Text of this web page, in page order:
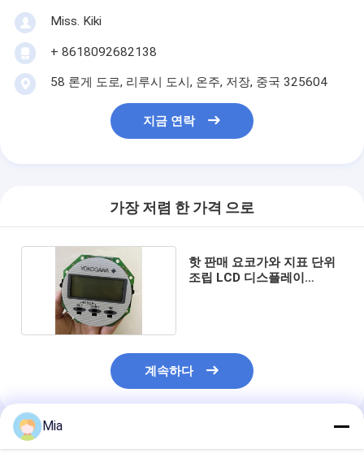
Miss. Kiki
+ 8618092682138
58 론게 도로, 리루시 도시, 온주, 저장, 중국 325604
지금 연락
가장 저렴 한 가격 으로
핫 판매 요코가와 지표 단위
조립 LCD 디스플레이
계속하다
추천된 제품
Mia